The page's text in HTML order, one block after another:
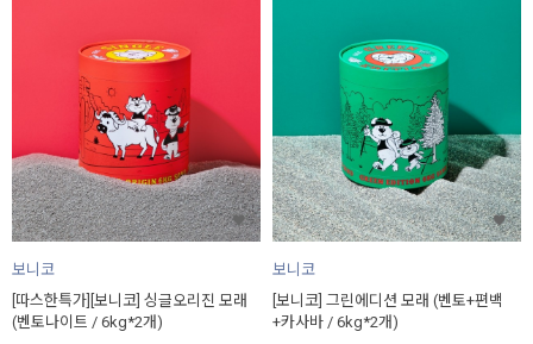
보니코
[따스한특가][보니코] 싱글오리진 모래
(벤토나이트 / 6kg*2개)
보니코
[보니코] 그린에디션 모래 (벤토+편백
+카사바 / 6kg*2개)